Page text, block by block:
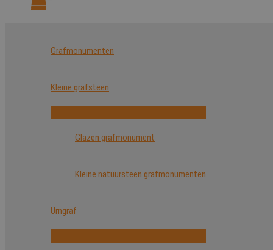
Grafmonumenten
Kleine grafsteen
Glazen grafmonument
Kleine natuursteen grafmonumenten
Urngraf